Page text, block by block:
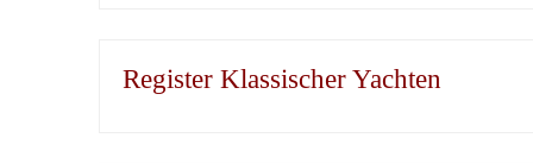
Register Klassischer Yachten